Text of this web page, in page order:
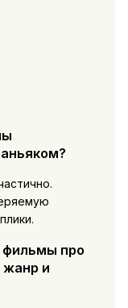
фильмы про
и